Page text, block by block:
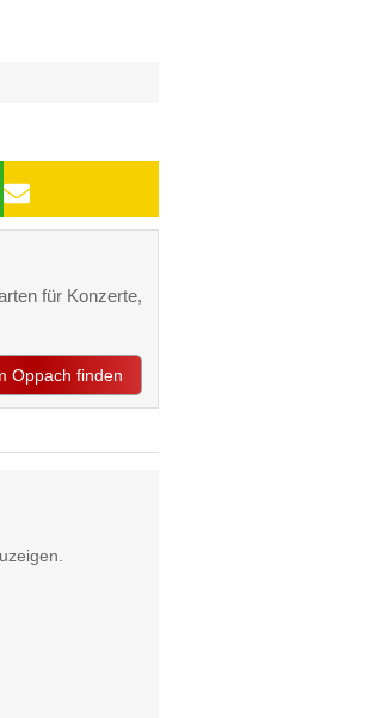
für Konzerte,
Oppach finden